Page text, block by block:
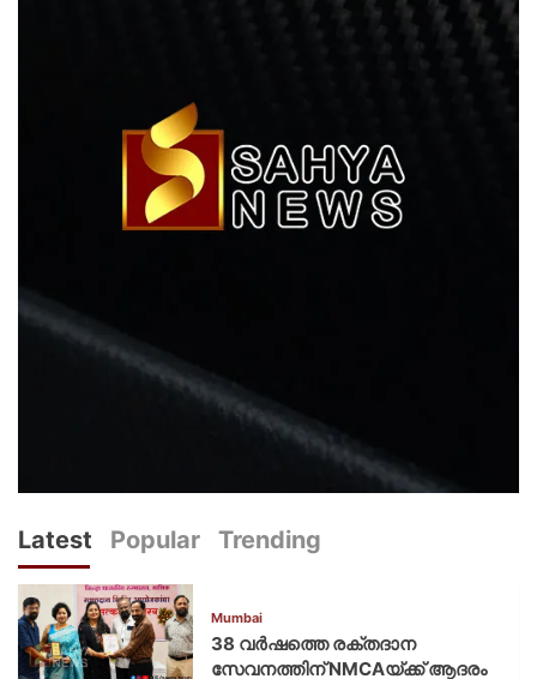
Latest Popular Trending
Mumbai
38 വർഷത്തെ രക്തദാന
സേവനത്തിന് NMCAയ്ക്ക് ആദരം